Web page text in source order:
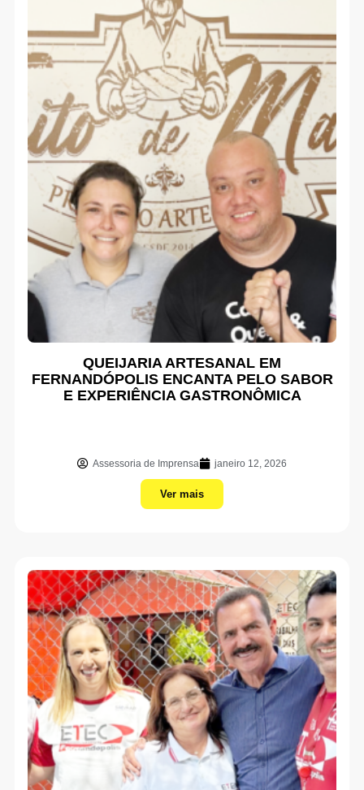
QUEIJARIA ARTESANAL EM
FERNANDÓPOLIS ENCANTA PELO SABOR
E EXPERIÊNCIA GASTRONÔMICA
Assessoria de Imprensa janeiro 12, 2026
Ver mais